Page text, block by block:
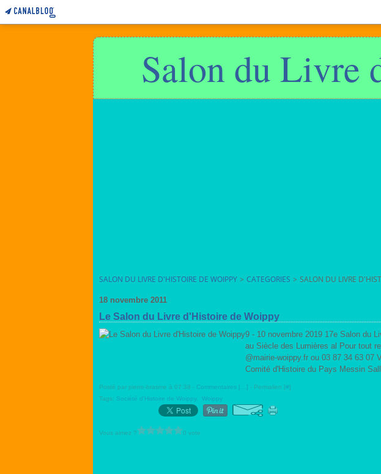
Salon du Livre
SALON DU LIVRE D'HISTOIRE DE WOIPPY > CATEGORIES > SALON DU LIVRE
18 novembre 2011
Le Salon du Livre d'Histoire de Woippy
9 - 10 novembre 2019 17e Salon du
au Siècle des Lumières al Pour tout
@mairie-woippy.fr ou 03 87 34 63 07
Comité d'Histoire du Pays Messin
Posté par pierre-brasme à 07:38 - Commentaires [ ] - Permalien [#]
Tags: Société d'Histoire de Woippy, Woippy
Vous aimez ? 0 vote